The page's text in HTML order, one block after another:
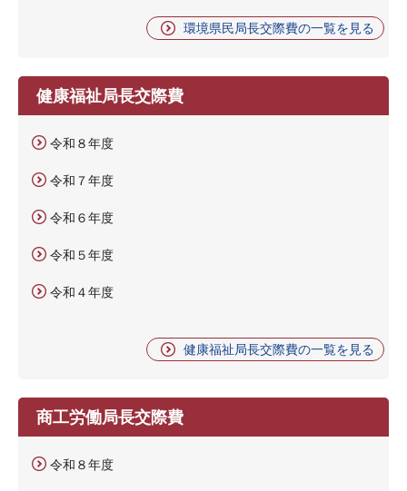
環境県民局長交際費の一覧を見る
健康福祉局長交際費
令和８年度
令和７年度
令和６年度
令和５年度
令和４年度
健康福祉局長交際費の一覧を見る
商工労働局長交際費
令和８年度